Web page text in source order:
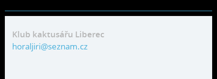
Klub kaktusářu Liberec
horaljiri@seznam.cz